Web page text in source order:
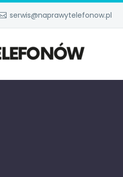
serwis@naprawytelefonow.pl